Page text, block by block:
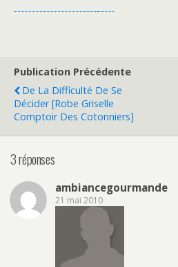
Publication Précédente
De La Difficulté De Se
Décider [Robe Griselle
Comptoir Des Cotonniers]
3 réponses
ambiancegourmande
21 mai 2010